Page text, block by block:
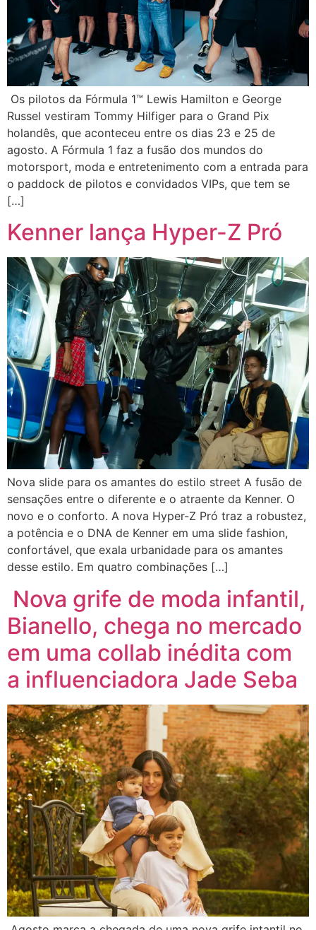
Os pilotos da Fórmula 1™️ Lewis Hamilton e George
Russel vestiram Tommy Hilfiger para o Grand Pix
holandês, que aconteceu entre os dias 23 e 25 de
agosto. A Fórmula 1 faz a fusão dos mundos do
motorsport, moda e entretenimento com a entrada para
o paddock de pilotos e convidados VIPs, que tem se
[…]
Kenner lança Hyper-Z Pró
Nova slide para os amantes do estilo street A fusão de
sensações entre o diferente e o atraente da Kenner. O
novo e o conforto. A nova Hyper-Z Pró traz a robustez,
a potência e o DNA de Kenner em uma slide fashion,
confortável, que exala urbanidade para os amantes
desse estilo. Em quatro combinações […]
Nova grife de moda infantil,
Bianello, chega no mercado
em uma collab inédita com
a influenciadora Jade Seba